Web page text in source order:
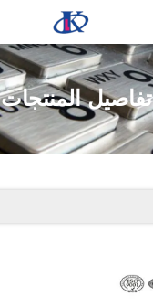
تفاصيل المنتجات